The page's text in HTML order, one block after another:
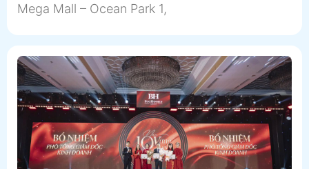
Mega Mall – Ocean Park 1,